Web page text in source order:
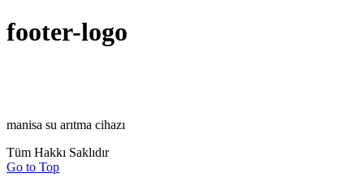
footer-logo
manisa su arıtma cihazı
Tüm Hakkı Saklıdır
Go to Top